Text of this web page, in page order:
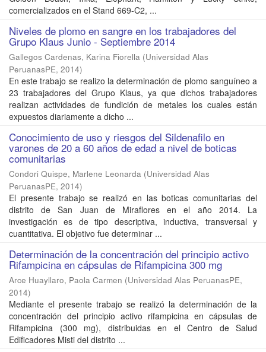
comercializados en el Stand 669-C2, ...
Niveles de plomo en sangre en los trabajadores del
Grupo Klaus Junio - Septiembre 2014
Gallegos Cardenas, Karina Fiorella (Universidad Alas
PeruanasPE, 2014)
En este trabajo se realizo la determinación de plomo sanguíneo a
23 trabajadores del Grupo Klaus, ya que dichos trabajadores
realizan actividades de fundición de metales los cuales están
expuestos diariamente a dicho ...
Conocimiento de uso y riesgos del Sildenafilo en
varones de 20 a 60 años de edad a nivel de boticas
comunitarias
Condori Quispe, Marlene Leonarda (Universidad Alas
PeruanasPE, 2014)
El presente trabajo se realizó en las boticas comunitarias del
distrito de San Juan de Miraflores en el año 2014. La
investigación es de tipo descriptiva, inductiva, transversal y
cuantitativa. El objetivo fue determinar ...
Determinación de la concentración del principio activo
Rifampicina en cápsulas de Rifampicina 300 mg
Arce Huayllaro, Paola Carmen (Universidad Alas PeruanasPE,
2014)
Mediante el presente trabajo se realizó la determinación de la
concentración del principio activo rifampicina en cápsulas de
Rifampicina (300 mg), distribuidas en el Centro de Salud
Edificadores Misti del distrito ...